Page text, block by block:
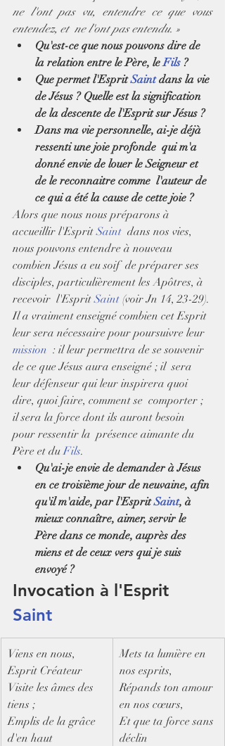
ne l'ont pas vu, entendre ce que vous
entendez, et  ne l'ont pas entendu. »
Qu'est-ce que nous pouvons dire de
la relation entre le Père, le Fils ?
Que permet l'Esprit Saint dans la vie
de Jésus ? Quelle est la signification
de la descente de l'Esprit sur Jésus ?
Dans ma vie personnelle, ai-je déjà
ressenti une joie profonde  qui m'a
donné envie de louer le Seigneur et
de le reconnaitre comme  l'auteur de
ce qui a été la cause de cette joie ?
Alors que nous nous préparons à
accueillir l'Esprit Saint
  dans nos vies,
nous pouvons entendre à nouveau
combien Jésus a eu soif  de préparer ses
disciples, particulièrement les Apôtres, à
recevoir  l'Esprit Saint (voir Jn 14, 23-29).
Il a vraiment enseigné combien cet Esprit
leur sera nécessaire pour poursuivre leur
mission
  : il leur permettra de se souvenir
de ce que Jésus aura enseigné ; il  sera
leur défenseur qui leur inspirera quoi
dire, quoi faire, comment se  comporter ;
il sera la force dont ils auront besoin
pour ressentir la  présence aimante du
Père et du Fils.
Qu'ai-je envie de demander à Jésus
en ce troisième jour de neuvaine, afin
qu'il m'aide, par l'Esprit Saint, à
mieux connaître, aimer, servir le
Père dans ce monde, auprès des
miens et de ceux vers qui je suis
envoyé ?
Invocation à l'Esprit
Saint
​Viens en nous,
Esprit Créateur
Visite les âmes des
tiens ;
Emplis de la grâce
d'en haut
Mets ta lumière en
nos esprits,
Répands ton amour
en nos cœurs,
Et que ta force sans
déclin